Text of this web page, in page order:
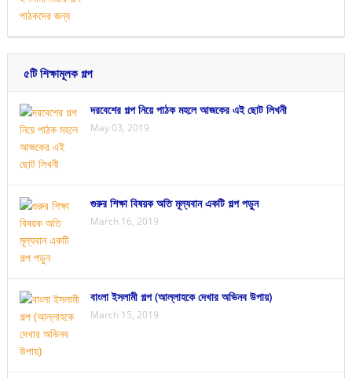
৫টি শিক্ষামূলক গল্প
দরবেশের গল্প নিয়ে পাঠক মহলে আজকের এই ছোট লিখনী
May 03, 2019
গুরুর শিক্ষা বিষয়ক অতি মূল্যবান একটি গল্প পড়ুন
March 16, 2019
বাংলা ইসলামী গল্প (আল্লাহকে দেখার অভিনব উপায়)
March 15, 2019